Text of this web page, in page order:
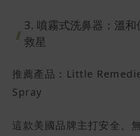
3. 噴霧式洗鼻器：溫
救星
推薦產品：Little
Spray
這款美國品牌主打安全、